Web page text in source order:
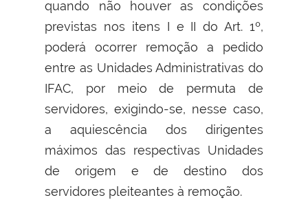
quando não houver as condições
previstas nos itens I e II do Art. 1º,
poderá ocorrer remoção a pedido
entre as Unidades Administrativas do
IFAC, por meio de permuta de
servidores, exigindo-se, nesse caso,
a aquiescência dos dirigentes
máximos das respectivas Unidades
de origem e de destino dos
servidores pleiteantes à remoção.